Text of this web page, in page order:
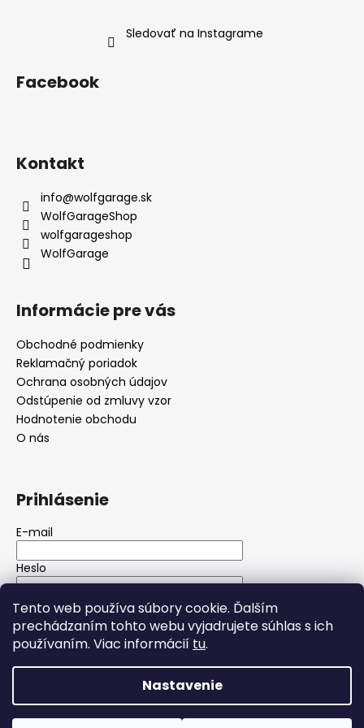
Tento web používa súbory cookie. Ďalším
prechádzaním tohto webu vyjadrujete súhlas s ich
používaním. Viac informácií tu.
Nastavenie
Sledovať na Instagrame
Facebook
Kontakt
info@wolfgarage.sk
WolfGarageShop
wolfgarageshop
WolfGarage
Informácie pre vás
Obchodné podmienky
Reklamačný poriadok
Ochrana osobných údajov
Odstúpenie od zmluvy vzor
Hodnotenie obchodu
O nás
Prihlásenie
E-mail
Heslo
PRIHLÁSIŤ SA
Nová registráciaZabudnuté heslo
Copyright 2026Wolfgarage autokozmetika. Všetky